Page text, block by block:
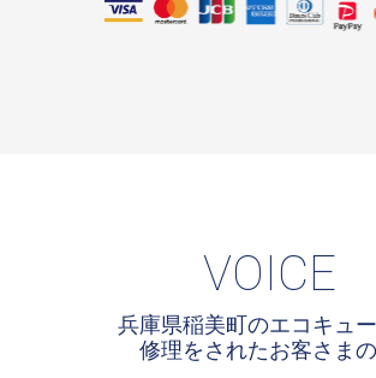
VOICE
兵庫県稲美町のエコキュ
修理をされたお客さま